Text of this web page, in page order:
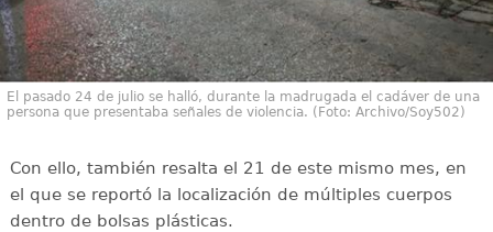
El pasado 24 de julio se halló, durante la madrugada el cadáver de una
persona que presentaba señales de violencia. (Foto: Archivo/Soy502)
Con ello, también resalta el 21 de este mismo mes, en
el que se reportó la localización de múltiples cuerpos
dentro de bolsas plásticas.